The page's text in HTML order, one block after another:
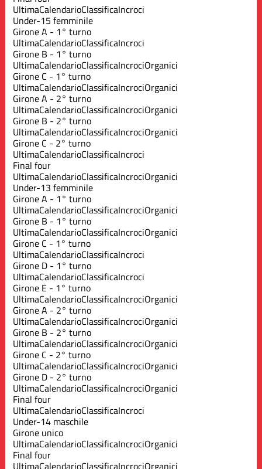
UltimaCalendarioClassificaIncroci
Under-15 femminile
Girone A - 1° turno
UltimaCalendarioClassificaIncroci
Girone B - 1° turno
UltimaCalendarioClassificaIncrociOrganici
Girone C - 1° turno
UltimaCalendarioClassificaIncrociOrganici
Girone A - 2° turno
UltimaCalendarioClassificaIncrociOrganici
Girone B - 2° turno
UltimaCalendarioClassificaIncrociOrganici
Girone C - 2° turno
UltimaCalendarioClassificaIncroci
Final four
UltimaCalendarioClassificaIncrociOrganici
Under-13 femminile
Girone A - 1° turno
UltimaCalendarioClassificaIncrociOrganici
Girone B - 1° turno
UltimaCalendarioClassificaIncrociOrganici
Girone C - 1° turno
UltimaCalendarioClassificaIncroci
Girone D - 1° turno
UltimaCalendarioClassificaIncroci
Girone E - 1° turno
UltimaCalendarioClassificaIncrociOrganici
Girone A - 2° turno
UltimaCalendarioClassificaIncrociOrganici
Girone B - 2° turno
UltimaCalendarioClassificaIncrociOrganici
Girone C - 2° turno
UltimaCalendarioClassificaIncrociOrganici
Girone D - 2° turno
UltimaCalendarioClassificaIncrociOrganici
Final four
UltimaCalendarioClassificaIncroci
Under-14 maschile
Girone unico
UltimaCalendarioClassificaIncrociOrganici
Final four
UltimaCalendarioClassificaIncrociOrganici